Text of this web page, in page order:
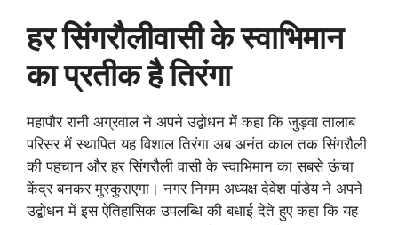
हर सिंगरौलीवासी के स्वाभिमान
का प्रतीक है तिरंगा
महापौर रानी अग्रवाल ने अपने उद्बोधन में कहा कि जुड़वा तालाब
परिसर में स्थापित यह विशाल तिरंगा अब अनंत काल तक सिंगरौली
की पहचान और हर सिंगरौली वासी के स्वाभिमान का सबसे ऊंचा
केंद्र बनकर मुस्कुराएगा। नगर निगम अध्यक्ष देवेश पांडेय ने अपने
उद्बोधन में इस ऐतिहासिक उपलब्धि की बधाई देते हुए कहा कि यह